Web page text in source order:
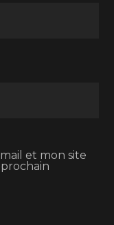
et mon site